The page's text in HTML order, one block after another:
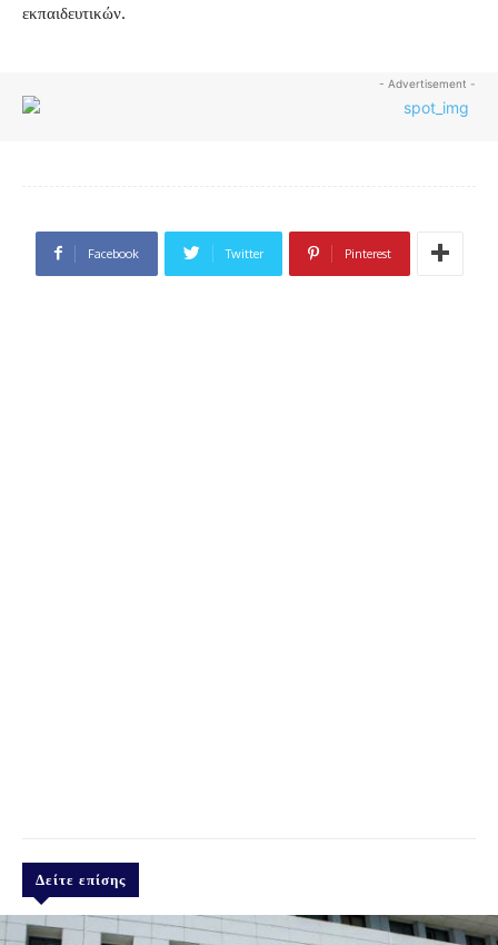
εκπαιδευτικών.
- Advertisement -
Facebook Twitter Pinterest
Δείτε επίσης